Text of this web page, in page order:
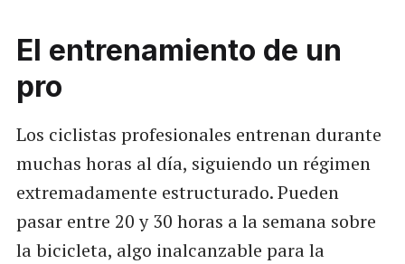
El entrenamiento de un
pro
Los ciclistas profesionales entrenan durante
muchas horas al día, siguiendo un régimen
extremadamente estructurado. Pueden
pasar entre 20 y 30 horas a la semana sobre
la bicicleta, algo inalcanzable para la